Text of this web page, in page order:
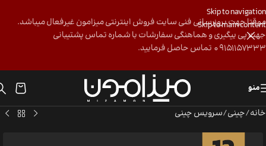
Skip to navigation
Skip to main content
موقتا جهت بروزرسانی فنی سایت فروش اینترنتی میزامون غیرفعال میباشد.
جهت پی ییگیری و هماهنگی سفارشات با شماره تماس پشتیبانی
09151157333 تماس حاصل فرمایید.
منو
خانه/چینی/سرویس چینی